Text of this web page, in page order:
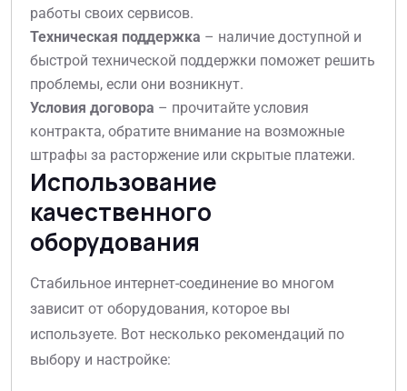
работы своих сервисов.
Техническая поддержка – наличие доступной и
быстрой технической поддержки поможет решить
проблемы, если они возникнут.
Условия договора – прочитайте условия
контракта, обратите внимание на возможные
штрафы за расторжение или скрытые платежи.
Использование
качественного
оборудования
Стабильное интернет-соединение во многом
зависит от оборудования, которое вы
используете. Вот несколько рекомендаций по
выбору и настройке: